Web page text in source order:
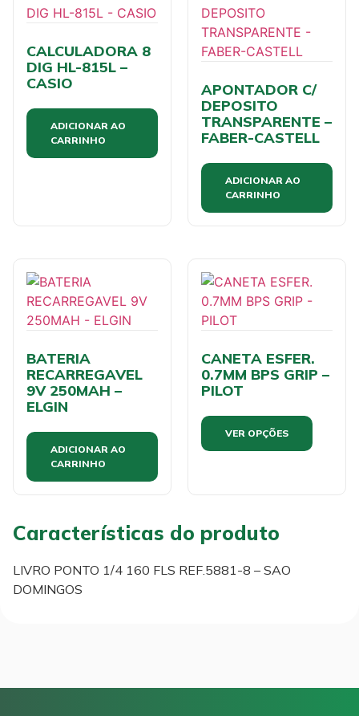
CALCULADORA 8
DIG HL-815L –
CASIO
ADICIONAR AO
CARRINHO
APONTADOR C/
DEPOSITO
TRANSPARENTE –
FABER-CASTELL
ADICIONAR AO
CARRINHO
BATERIA
RECARREGAVEL
9V 250MAH –
ELGIN
ADICIONAR AO
CARRINHO
CANETA ESFER.
0.7MM BPS GRIP –
PILOT
VER OPÇÕES
Características do produto
LIVRO PONTO 1/4 160 FLS REF.5881-8 – SAO
DOMINGOS